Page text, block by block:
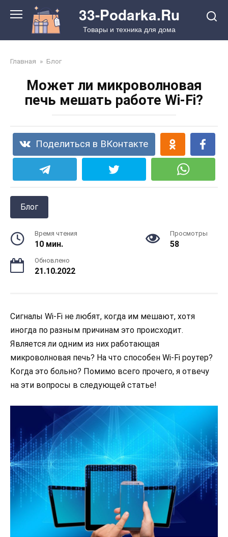
контенту
33-Podarka.Ru
Товары и техника для дома
Главная » Блог
Может ли микроволновая
печь мешать работе Wi-Fi?
Поделиться в ВКонтакте
Блог
Время чтения
10 мин.
Просмотры
58
Обновлено
21.10.2022
Сигналы Wi-Fi не любят, когда им мешают, хотя
иногда по разным причинам это происходит.
Является ли одним из них работающая
микроволновая печь? На что способен Wi-Fi роутер?
Когда это больно? Помимо всего прочего, я отвечу
на эти вопросы в следующей статье!